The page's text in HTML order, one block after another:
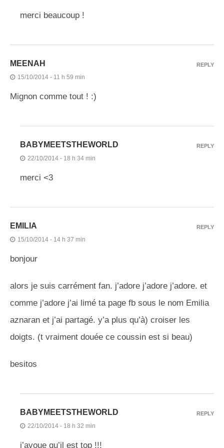
merci beaucoup !
MEENAH
15/10/2014 - 11 h 59 min
Mignon comme tout ! :)
REPLY
BABYMEETSTHEWORLD
22/10/2014 - 18 h 34 min
merci <3
REPLY
EMILIA
15/10/2014 - 14 h 37 min
bonjour
alors je suis carrément fan. j’adore j’adore j’adore. et
comme j’adore j’ai limé ta page fb sous le nom Emilia
aznaran et j’ai partagé. y’a plus qu’à) croiser les
doigts. (t vraiment douée ce coussin est si beau)
besitos
REPLY
BABYMEETSTHEWORLD
22/10/2014 - 18 h 32 min
j’avoue qu’il est top !!!
REPLY